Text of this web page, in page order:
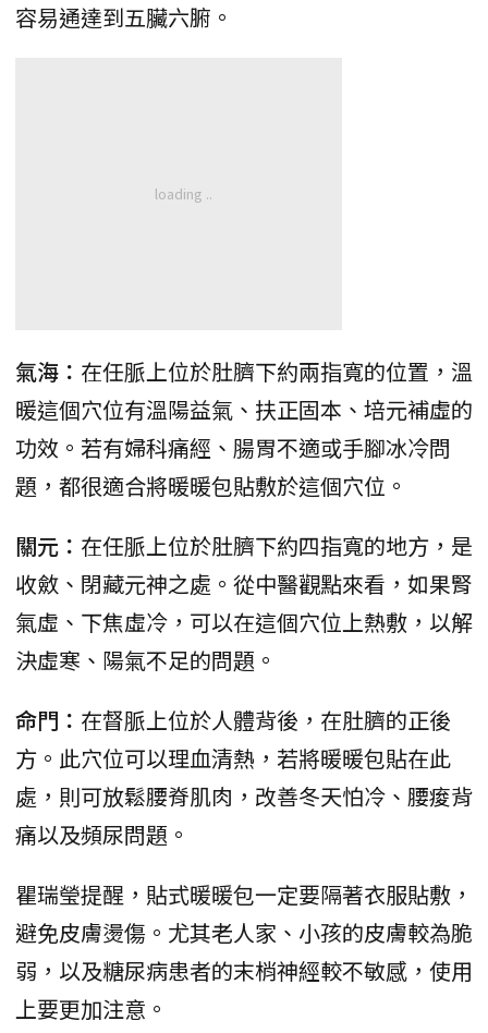
容易通達到五臟六腑。
氣海： 在任脈上位於肚臍下約兩指寬的位置，溫
暖這個穴位有溫陽益氣、扶正固本、培元補虛的
功效。若有婦科痛經、腸胃不適或手腳冰冷問
題，都很適合將暖暖包貼敷於這個穴位。
關元： 在任脈上位於肚臍下約四指寬的地方，是
收斂、閉藏元神之處。從中醫觀點來看，如果腎
氣虛、下焦虛冷，可以在這個穴位上熱敷，以解
決虛寒、陽氣不足的問題。
命門： 在督脈上位於人體背後，在肚臍的正後
方。此穴位可以理血清熱，若將暖暖包貼在此
處，則可放鬆腰脊肌肉，改善冬天怕冷、腰痠背
痛以及頻尿問題。
瞿瑞瑩提醒，貼式暖暖包一定要隔著衣服貼敷，
避免皮膚燙傷。尤其老人家、小孩的皮膚較為脆
弱，以及糖尿病患者的末梢神經較不敏感，使用
上要更加注意。